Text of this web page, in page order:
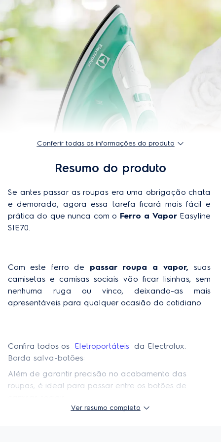
SIE70
Altura do produto 27,4 cm
Largura do produto
Profundidade do produto
EAN-13 7896347149365/ 7896347149372
Largura do produto embalado 27,4 cm
Conferir todas as informações do produto
Resumo do produto
Se antes passar as roupas era uma obrigação chata
e demorada, agora essa tarefa ficará mais fácil e
prática do que nunca com o Ferro a Vapor Easyline
SIE70.
Com este ferro de passar roupa a vapor, suas
camisetas e camisas sociais vão ficar lisinhas, sem
nenhuma ruga ou vinco, deixando-as mais
apresentáveis para qualquer ocasião do cotidiano.
Confira todos os Eletroportáteis
  da Electrolux.
Borda salva-botões:
Além de garantir precisão no acabamento das
roupas, é ideal para passar entre os botões de
Ver resumo completo